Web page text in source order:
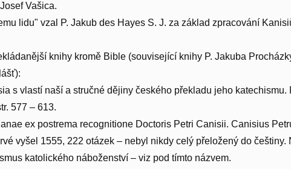
Vašica.
lidu" vzal P. Jakub des Hayes S. J. za základ zpracování
knihy kromě Bible (související knihy P. Jakuba
s vlastí naší a stručné dějiny českého překladu jeho katechismu.
577 – 613.
ex postrema recognitione Doctoris Petri Canisii. Canisius
vyšel 1555, 222 otázek – nebyl nikdy celý přeložený do češtiny.
katolického náboženství – viz pod tímto názvem.